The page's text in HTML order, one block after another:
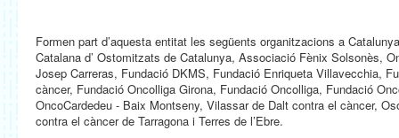
Formen part d’aquesta entitat les següents organitzacions a
Catalana d’ Ostomitzats de Catalunya, Associació Fènix Solsonès,
Josep Carreras, Fundació DKMS, Fundació Enriqueta Villavecchia,
càncer, Fundació Oncolliga Girona, Fundació Oncolliga, Fundació
OncoCardedeu - Baix Montseny, Vilassar de Dalt contra el càncer,
contra el càncer de Tarragona i Terres de l’Ebre.